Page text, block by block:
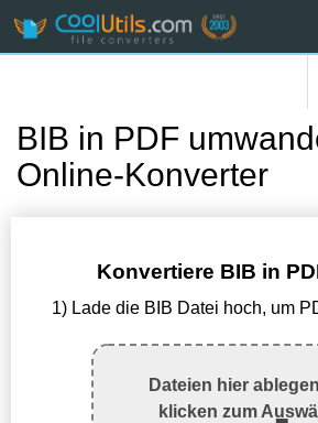
BIB in PDF
Online-Konverter
Konvertiere BIB in
1) Lade die BIB Datei hoch, um
Dateien hier
klicken zum